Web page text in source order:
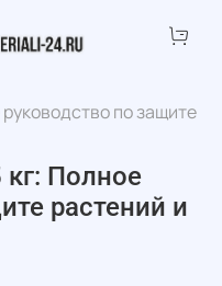
по защите
Полное
растений и